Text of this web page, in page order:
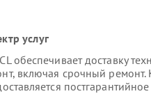
услуг
обеспечивает доставку
включая срочный ремонт.